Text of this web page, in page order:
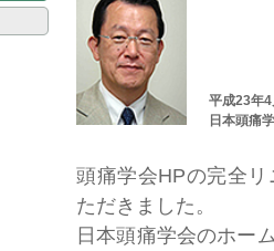
サイトマップ
平成23年4
日本頭痛
頭痛学会HPの完全
ただきました。
日本頭痛学会のホー